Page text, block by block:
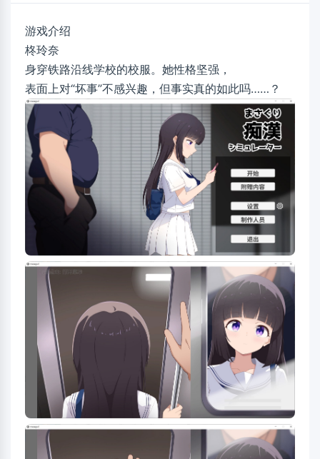
游戏介绍
柊玲奈
身穿铁路沿线学校的校服。她性格坚强，
表面上对“坏事”不感兴趣，但事实真的如此吗……？